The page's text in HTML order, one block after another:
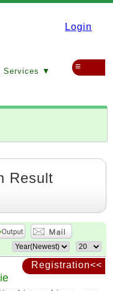
Login
Services ▼ ≡
Registration<<
Result